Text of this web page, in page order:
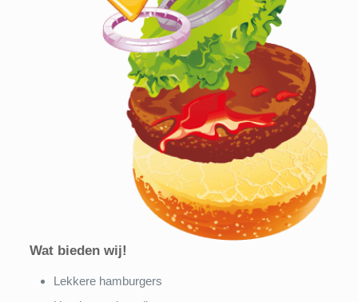
Wat bieden wij!
Lekkere hamburgers